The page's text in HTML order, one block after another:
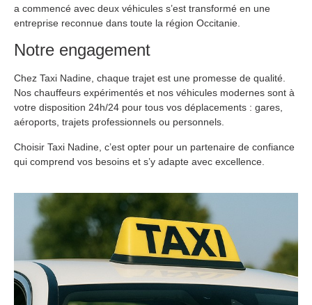
a commencé avec deux véhicules s’est transformé en une
entreprise reconnue dans toute la région Occitanie.
Notre engagement
Chez Taxi Nadine, chaque trajet est une promesse de qualité.
Nos chauffeurs expérimentés et nos véhicules modernes sont à
votre disposition 24h/24 pour tous vos déplacements : gares,
aéroports, trajets professionnels ou personnels.
Choisir Taxi Nadine, c’est opter pour un partenaire de confiance
qui comprend vos besoins et s’y adapte avec excellence.